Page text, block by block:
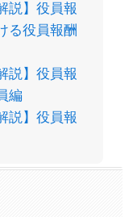
説】役員報
る役員報酬
説】役員報
編
説】役員報